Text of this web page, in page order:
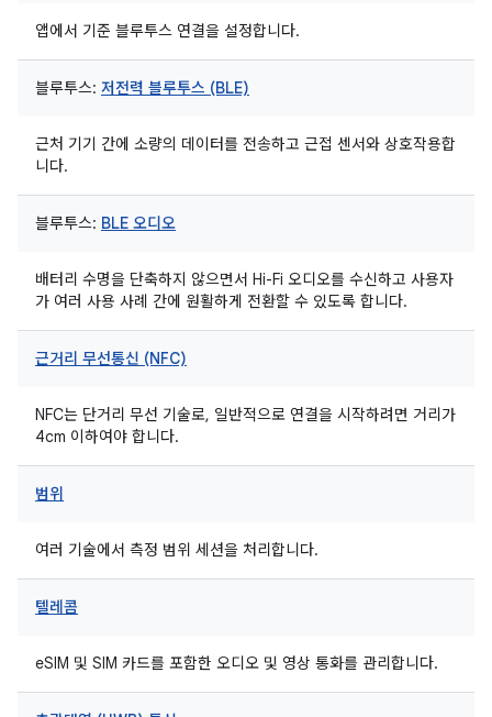
앱에서 기준 블루투스 연결을 설정합니다.
블루투스: 저전력 블루투스 (BLE)
근처 기기 간에 소량의 데이터를 전송하고 근접 센서와 상호작용합
니다.
블루투스: BLE 오디오
배터리 수명을 단축하지 않으면서 Hi-Fi 오디오를 수신하고 사용자
가 여러 사용 사례 간에 원활하게 전환할 수 있도록 합니다.
근거리 무선통신 (NFC)
NFC는 단거리 무선 기술로, 일반적으로 연결을 시작하려면 거리가
4cm 이하여야 합니다.
범위
여러 기술에서 측정 범위 세션을 처리합니다.
텔레콤
eSIM 및 SIM 카드를 포함한 오디오 및 영상 통화를 관리합니다.